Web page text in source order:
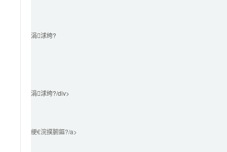
涓浗绔?/div>
绠€浣撲腑鏂?/a>